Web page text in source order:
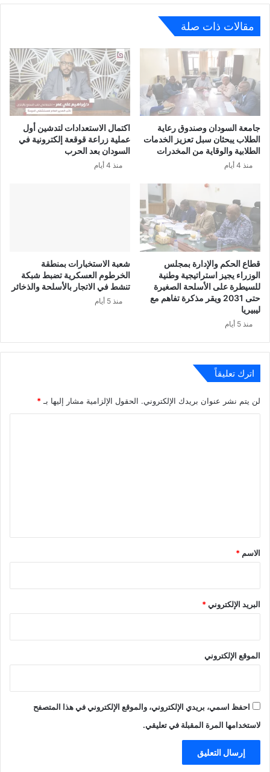
مقالات ذات صلة
جامعة السودان وصندوق رعاية
الطلاب يبحثان سبل تعزيز الخدمات
الطلابية والوقاية من المخدرات
منذ 4 أيام
اكتمال الاستعدادات لتدشين أول
عملية زراعة قوقعة إلكترونية في
السودان بعد الحرب
منذ 4 أيام
قطاع الحكم والإدارة بمجلس
الوزراء يجيز استراتيجية وطنية
للسيطرة على الأسلحة الصغيرة
حتى 2031 ويقر مذكرة تفاهم مع
ليبيريا
منذ 5 أيام
شعبة الاستخبارات بمنطقة
الخرطوم العسكرية تضبط شبكة
تنشط في الاتجار بالأسلحة والذخائر
منذ 5 أيام
اترك تعليقاً
لن يتم نشر عنوان بريدك الإلكتروني. الحقول الإلزامية مشار إليها بـ*
*
الاسم *
البريد الإلكتروني*
الموقع الإلكتروني
احفظ اسمي، بريدي الإلكتروني، والموقع الإلكتروني في هذا المتصفح
لاستخدامها المرة المقبلة في تعليقي.